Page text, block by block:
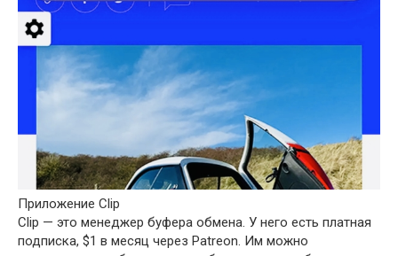
Приложение Clip
Clip — это менеджер буфера обмена. У него есть платная
подписка, $1 в месяц через Patreon. Им можно